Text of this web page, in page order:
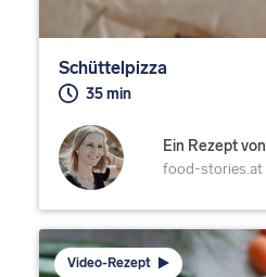
Schüttelpizza
35 min
Ein Rezept von
food-stories.at
Video-Rezept